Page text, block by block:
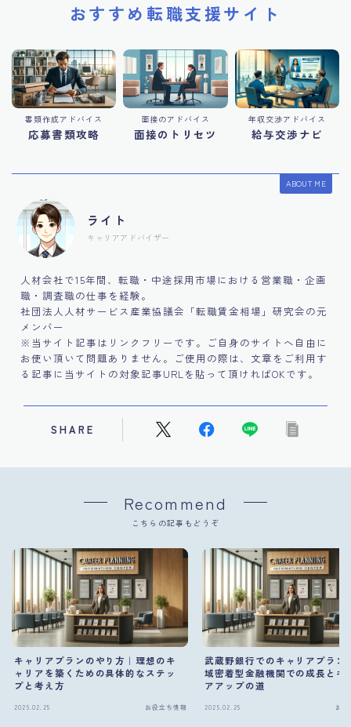
おすすめ転職支援サイト
書類作成アドバイス
応募書類攻略
面接のアドバイス
面接のトリセツ
年収交渉アドバイス
給与交渉ナビ
ABOUT ME
ライト
キャリアアドバイザー
人材会社で15年間、転職・中途採用市場における営業職・企画
職・調査職の仕事を経験。
社団法人人材サービス産業協議会「転職賃金相場」研究会の元
メンバー
※当サイト記事はリンクフリーです。ご自身のサイトへ自由に
お使い頂いて問題ありません。ご使用の際は、文章をご利用す
る記事に当サイトの対象記事URLを貼って頂ければOKです。
SHARE
Recommend
こちらの記事もどうぞ
キャリアプランのやり方｜理想のキ
ャリアを築くための具体的なステッ
プと考え方
2025.02.25 お役立ち情報
武蔵野銀行でのキャリアプラン
域密着型金融機関での成長とキ
アアップの道
2025.02.25 お